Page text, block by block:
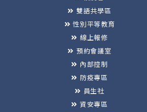
雙語共學區
性別平等教育
線上報修
預約會議室
內部控制
防疫專區
員生社
資安專區